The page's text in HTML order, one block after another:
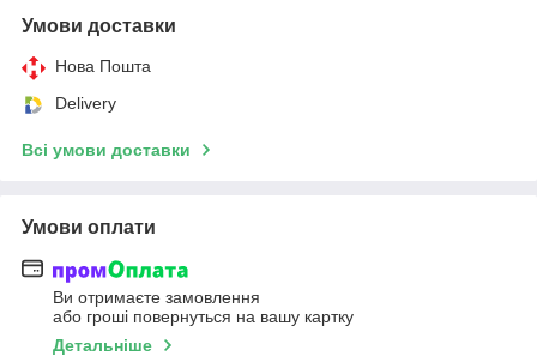
Умови доставки
Нова Пошта
Delivery
Всі умови доставки
Умови оплати
Ви отримаєте замовлення
або гроші повернуться на вашу картку
Детальніше